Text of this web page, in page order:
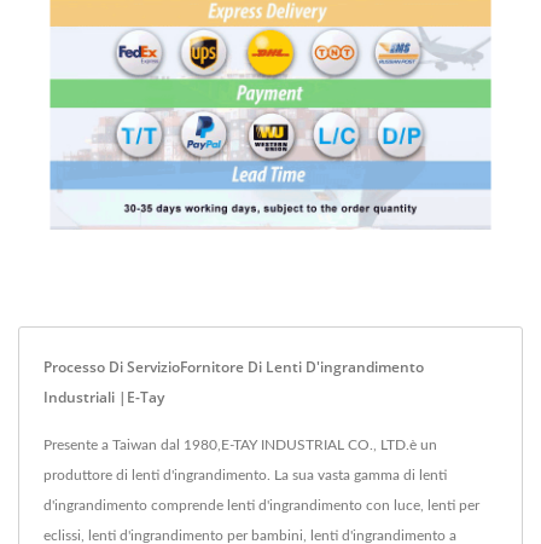
Processo Di ServizioFornitore Di Lenti D'ingrandimento
Industriali |E-Tay
Presente a Taiwan dal 1980,E-TAY INDUSTRIAL CO., LTD.è un
produttore di lenti d'ingrandimento. La sua vasta gamma di lenti
d'ingrandimento comprende lenti d'ingrandimento con luce, lenti per
eclissi, lenti d'ingrandimento per bambini, lenti d'ingrandimento a